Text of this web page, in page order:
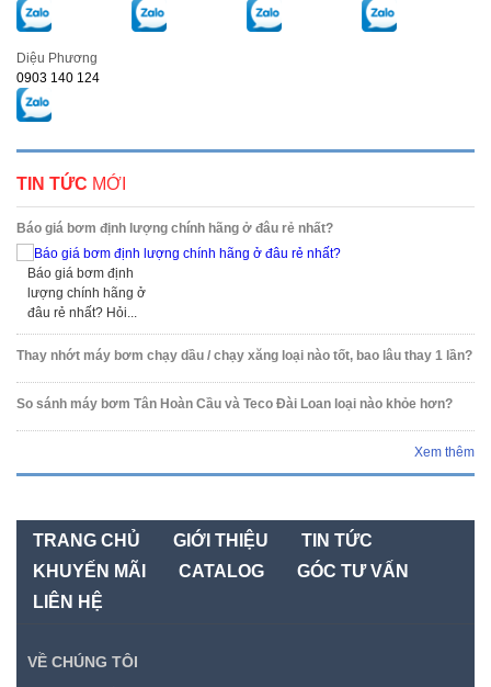
Diệu Phương
0903 140 124
TIN TỨC MỚI
Báo giá bơm định lượng chính hãng ở đâu rẻ nhất?
Báo giá bơm định
lượng chính hãng ở
đâu rẻ nhất? Hỏi...
Thay nhớt máy bơm chạy dầu / chạy xăng loại nào tốt, bao lâu thay 1 lần?
So sánh máy bơm Tân Hoàn Cầu và Teco Đài Loan loại nào khỏe hơn?
Xem thêm
TRANG CHỦ GIỚI THIỆU
TIN TỨC
KHUYẾN MÃI
CATALOG
GÓC TƯ VẤN
LIÊN HỆ
VỀ CHÚNG TÔI